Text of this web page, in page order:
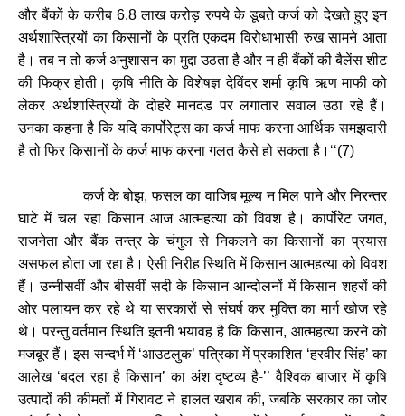
और बैंकों के करीब 6.8लाख करोड़ रुपये के डूबते कर्ज को देखते हुए इन
अर्थशास्त्रियों का किसानों के प्रति एकदम विरोधाभासी रुख सामने आता
है। तब न तो कर्ज अनुशासन का मुद्दा उठता है और न ही बैंकों की बैलेंस शीट
की फिक्र होती। कृषि नीति के विशेषज्ञ देविंदर शर्मा कृषि ऋण माफी को
लेकर अर्थशास्त्रियों के दोहरे मानदंड पर लगातार सवाल उठा रहे हैं।
उनका कहना है कि यदि कार्पोरेट्स का कर्ज माफ करना आर्थिक समझदारी
है तो फिर किसानों के कर्ज माफ करना गलत कैसे हो सकता है। ‘‘(7)
कर्ज के बोझ,फसल का वाजिब मूल्य न मिल पाने और निरन्तर
घाटे में चल रहा किसान आज आत्महत्या को विवश है। कार्पोरेट जगत,
राजनेता और बैंक तन्त्र के चंगुल से निकलने का किसानों का प्रयास
असफल होता जा रहा है। ऐसी निरीह स्थिति में किसान आत्महत्या को विवश
हैं। उन्नीसवीं और बीसवीं सदी के किसान आन्दोलनों में किसान शहरों की
ओर पलायन कर रहे थे या सरकारों से संघर्ष कर मुक्ति का मार्ग खोज रहे
थे। परन्तु वर्तमान स्थिति इतनी भयावह है कि किसान, आत्महत्या करने को
मजबूर हैं। इस सन्दर्भ में ‘आउटलुक’पत्रिका में प्रकाशित ‘हरवीर सिंह’का
आलेख ‘बदल रहा है किसान’का अंश दृष्टव्य है-’’वैश्विक बाजार में कृषि
उत्पादों की कीमतों में गिरावट ने हालत खराब की,जबकि सरकार का जोर